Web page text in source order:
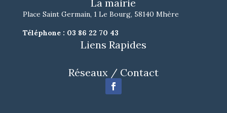
La mairie
Place Saint Germain, 1 Le Bourg, 58140 Mhère
Téléphone : 03 86 22 70 43
Liens Rapides
Réseaux / Contact